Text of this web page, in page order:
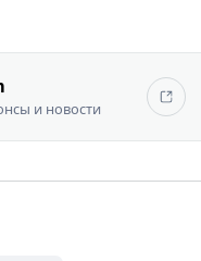
и новости